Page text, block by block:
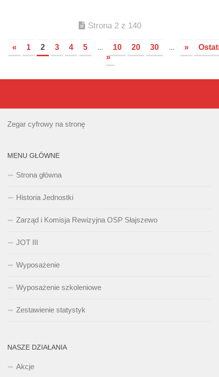
Strona 2 z 140
« 1 2 3 4 5 ... 10 20 30 ... »
»
Zegar cyfrowy na stronę
MENU GŁÓWNE
Strona główna
Historia Jednostki
Zarząd i Komisja Rewizyjna OSP Słajszewo
JOT III
Wyposażenie
Wyposażenie szkoleniowe
Zestawienie statystyk
NASZE DZIAŁANIA
Akcje